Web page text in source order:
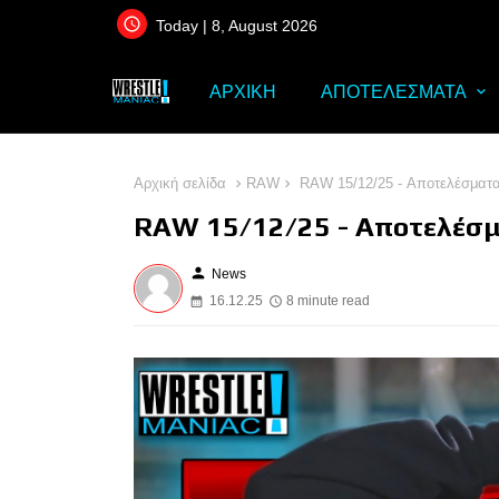
Today | 8, August 2026
ΑΡΧΙΚΗ ΑΠΟΤΕΛΕΣΜΑΤΑ
Αρχική σελίδα RAW RAW 15/12/25 - Αποτελέσματα
RAW 15/12/25 -
person News
16.12.25
8 minute read